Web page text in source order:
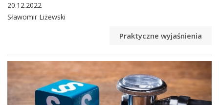
20.12.2022
Sławomir Liżewski
Praktyczne wyjaśnienia